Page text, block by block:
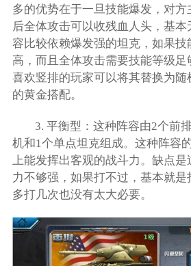
多的优势在于一旦技能爆发，对
后全体攻击可以收残血人头，基
容比较依赖爆发强的坦克，如果技
高，而且全体攻击需要技能等级足
喜欢竖排的玩家可以将其替换为随
的黄金搭配。
3. 平衡型：这种阵容由2个前
机和1个单点坦克组成。这种阵容
上能发挥出客观的战斗力。缺点
力不够强，如果打不过，基本就
多打几次也没有太大必要。